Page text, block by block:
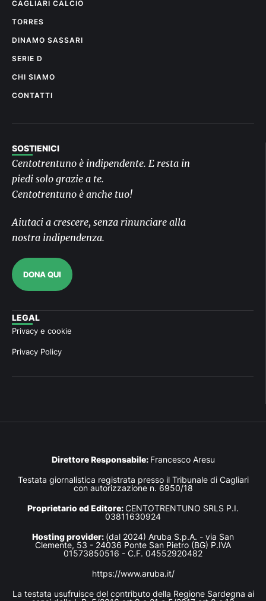
CAGLIARI CALCIO
TORRES
DINAMO SASSARI
SERIE D
CHI SIAMO
CONTATTI
SOSTIENICI
Centotrentuno è indipendente. E resta in
piedi solo grazie a te.
Centotrentuno è anche tuo!
Aiutaci a crescere, senza rinunciare alla
nostra indipendenza.
DONA QUI
LEGAL
Privacy e cookie
Privacy Policy
Direttore Responsabile: Francesco Aresu
Testata giornalistica registrata presso il Tribunale di Cagliari
con autorizzazione n. 6950/18
Proprietario ed Editore:CENTOTRENTUNO SRLS P.I.
03811630924
Hosting provider: (dal 2024) Aruba S.p.A. - via San
Clemente, 53 - 24036 Ponte San Pietro (BG) P.IVA
01573850516 - C.F. 04552920482
https://www.aruba.it/
La testata usufruisce del contributo della Regione Sardegna ai